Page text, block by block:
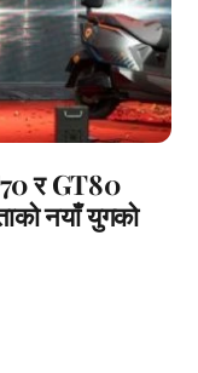
र GT80
नयाँ युगको